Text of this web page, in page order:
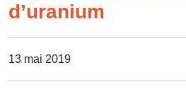
d’uranium
13 mai 2019